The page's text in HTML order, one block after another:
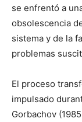
se enfrentó a
obsolescencia
sistema y de la
problemas
El proceso
impulsado
Gorbachov